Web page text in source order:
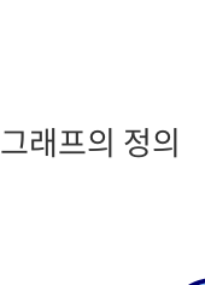
그래프의 정의